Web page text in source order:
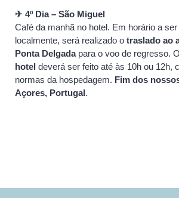
✈ 4º Dia – São Miguel
Café da manhã no hotel. Em horário a
localmente, será realizado o traslado ao
Ponta Delgadapara o voo de regresso. O
hotel deverá ser feito até às 10h ou 12h,
normas da hospedagem. Fim dos
Açores, Portugal.